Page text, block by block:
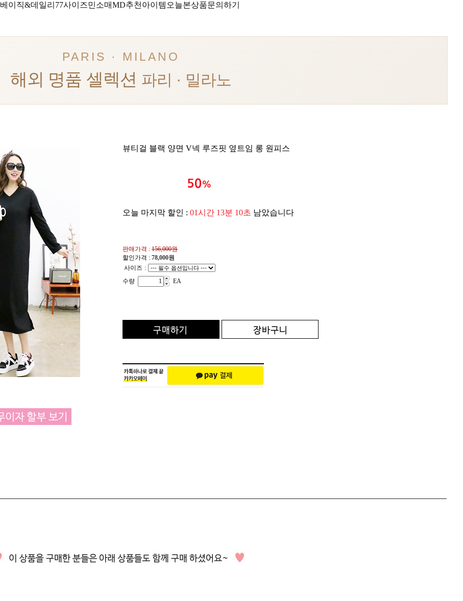
베이직&데일리 77사이즈민소매MD추천아이템 오늘본상품문의하기
PARIS · MILANO
해외 명품 셀렉션 파리 · 밀라노
뷰티걸 블랙 양면 V넥 루즈핏 옆트임 롱 원피스
오늘 마지막 할인 : 01시간 13분 08초 남았습니다
판매가격 : 156,000원
할인가격 : 78,000원
사이즈 :
수량
EA